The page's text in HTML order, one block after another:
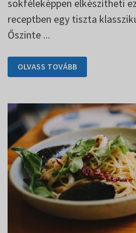
sokféleképpen elkészítheti
receptben egy tiszta
Őszinte ...
PALACSINTA
REGGELIRE
BIZTOSAN
OLVASS TOVÁBB